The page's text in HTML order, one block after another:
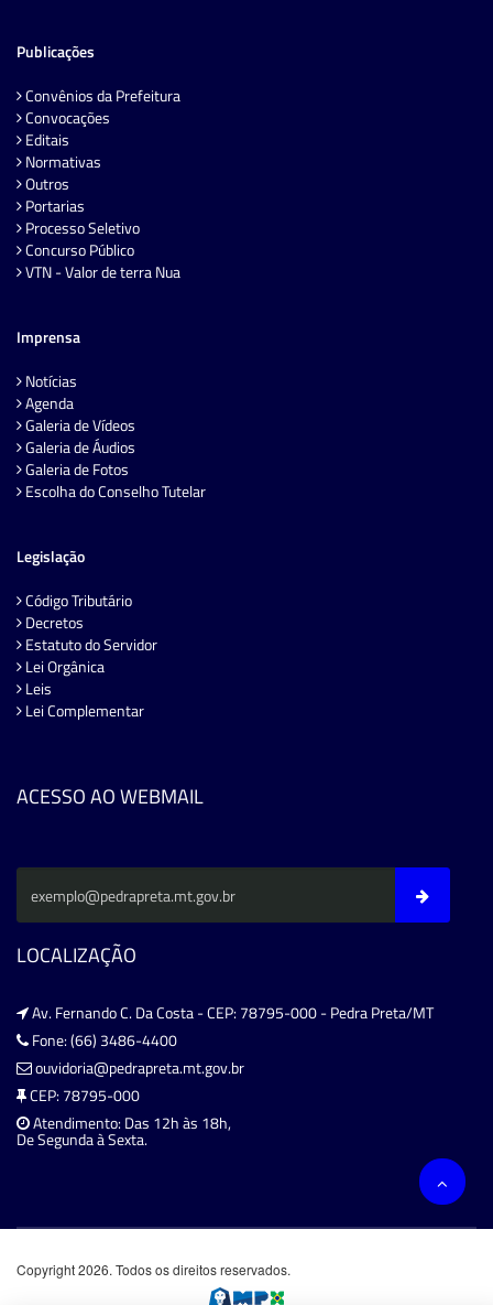
Publicações
Convênios da Prefeitura
Convocações
Editais
Normativas
Outros
Portarias
Processo Seletivo
Concurso Público
VTN - Valor de terra Nua
Imprensa
Notícias
Agenda
Galeria de Vídeos
Galeria de Áudios
Galeria de Fotos
Escolha do Conselho Tutelar
Legislação
Código Tributário
Decretos
Estatuto do Servidor
Lei Orgânica
Leis
Lei Complementar
ACESSO AO WEBMAIL
LOCALIZAÇÃO
Av. Fernando C. Da Costa - CEP: 78795-000 - Pedra Preta/MT
Fone: (66) 3486-4400
ouvidoria@pedrapreta.mt.gov.br
CEP: 78795-000
Atendimento: Das 12h às 18h,
De Segunda à Sexta.
Copyright 2026. Todos os direitos reservados.